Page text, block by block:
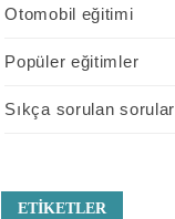
Otomobil eğitimi
Popüler eğitimler
Sıkça sorulan sorular
ETIKETLER